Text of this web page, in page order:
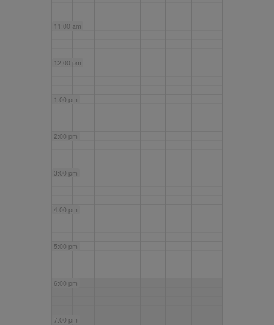
11:00 am
12:00 pm
1:00 pm
2:00 pm
3:00 pm
4:00 pm
5:00 pm
6:00 pm
7:00 pm